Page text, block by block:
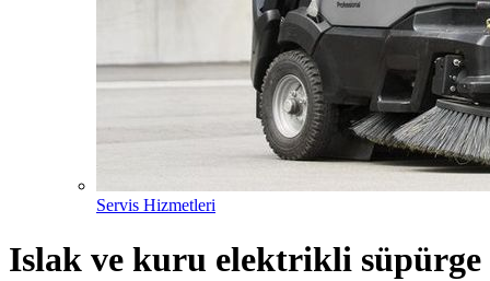
Servis Hizmetleri
Islak ve kuru elektrikli süpürge